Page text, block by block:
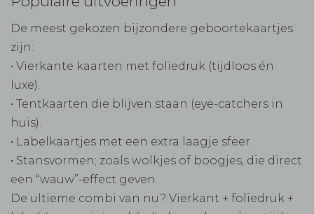
De meest gekozen bijzondere geboortekaartjes
zijn:
• Vierkante kaarten met foliedruk (tijdloos én
luxe).
• Tentkaarten die blijven staan (eye-catchers in
huis).
• Labelkaartjes met een extra laagje sfeer.
• Stansvormen; zoals wolkjes of boogjes, die direct
een “wauw”-effect geven.
De ultieme combi van nu? Vierkant + foliedruk +